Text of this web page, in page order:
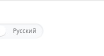
Русский